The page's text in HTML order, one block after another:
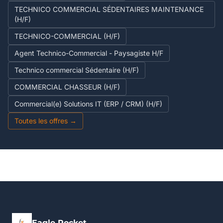
TECHNICO COMMERCIAL SÉDENTAIRES MAINTENANCE
(H/F)
TECHNICO-COMMERCIAL (H/F)
Agent Technico-Commercial - Paysagiste H/F
Technico commercial Sédentaire (H/F)
COMMERCIAL CHASSEUR (H/F)
Commercial(e) Solutions IT (ERP / CRM) (H/F)
Toutes les offres →